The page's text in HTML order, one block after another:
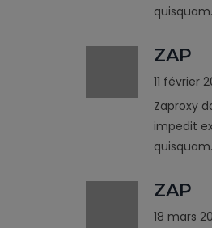
quisquam.
ZAP
11 février
Zaproxy
impedit
quisquam.
ZAP
18 mars